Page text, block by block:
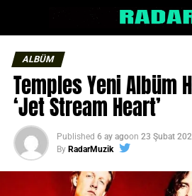
ALBÜM
Temples Yeni Albüm
‘Jet Stream Heart’
Published 6 ay agoon 23 Şubat
By RadarMuzik